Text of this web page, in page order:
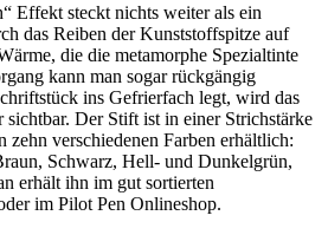
Effekt steckt nichts weiter als ein
das Reiben der Kunststoffspitze auf
die die metamorphe Spezialtinte
kann man sogar rückgängig
ins Gefrierfach legt, wird das
sichtbar. Der Stift ist in einer Strichstärke
verschiedenen Farben erhältlich:
Schwarz, Hell- und Dunkelgrün,
erhält ihn im gut sortierten
im Pilot Pen Onlineshop.